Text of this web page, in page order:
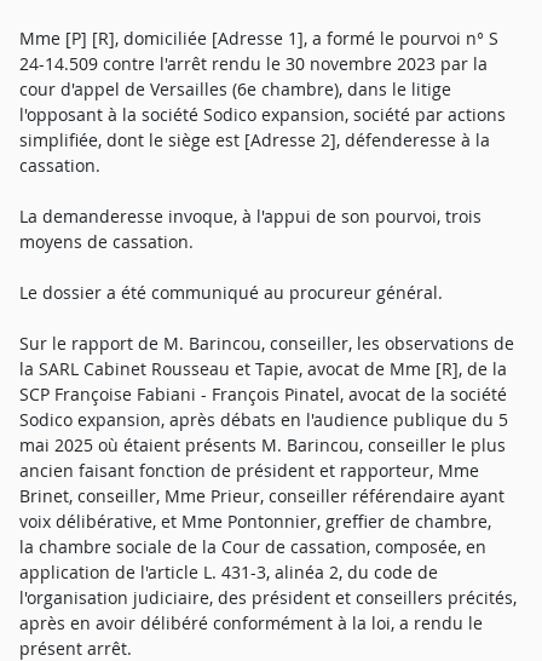
Mme [P] [R], domiciliée [Adresse 1], a formé le pourvoi n° S
24-14.509 contre l'arrêt rendu le 30 novembre 2023 par la
cour d'appel de Versailles (6e chambre), dans le litige
l'opposant à la société Sodico expansion, société par actions
simplifiée, dont le siège est [Adresse 2], défenderesse à la
cassation.
La demanderesse invoque, à l'appui de son pourvoi, trois
moyens de cassation.
Le dossier a été communiqué au procureur général.
Sur le rapport de M. Barincou, conseiller, les observations de
la SARL Cabinet Rousseau et Tapie, avocat de Mme [R], de la
SCP Françoise Fabiani - François Pinatel, avocat de la société
Sodico expansion, après débats en l'audience publique du 5
mai 2025 où étaient présents M. Barincou, conseiller le plus
ancien faisant fonction de président et rapporteur, Mme
Brinet, conseiller, Mme Prieur, conseiller référendaire ayant
voix délibérative, et Mme Pontonnier, greffier de chambre,
la chambre sociale de la Cour de cassation, composée, en
application de l'article L. 431-3, alinéa 2, du code de
l'organisation judiciaire, des président et conseillers précités,
après en avoir délibéré conformément à la loi, a rendu le
présent arrêt.